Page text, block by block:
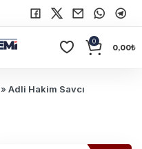
0
0,00₺
» Adli Hakim Savcı